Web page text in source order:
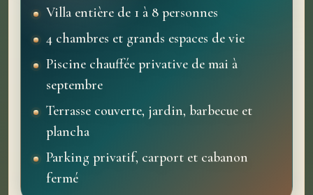
Villa entière de 1 à 8 personnes
4 chambres et grands espaces de vie
Piscine chauffée privative de mai à
septembre
Terrasse couverte, jardin, barbecue et
plancha
Parking privatif, carport et cabanon
fermé